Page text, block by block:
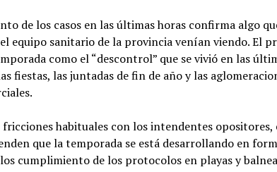
de los casos en las últimas horas confirma algo
equipo sanitario de la provincia venían viendo. El
como el “descontrol” que se vivió en las
fiestas, las juntadas de fin de año y las
fricciones habituales con los intendentes opositores,
que la temporada se está desarrollando en
cumplimiento de los protocolos en playas y